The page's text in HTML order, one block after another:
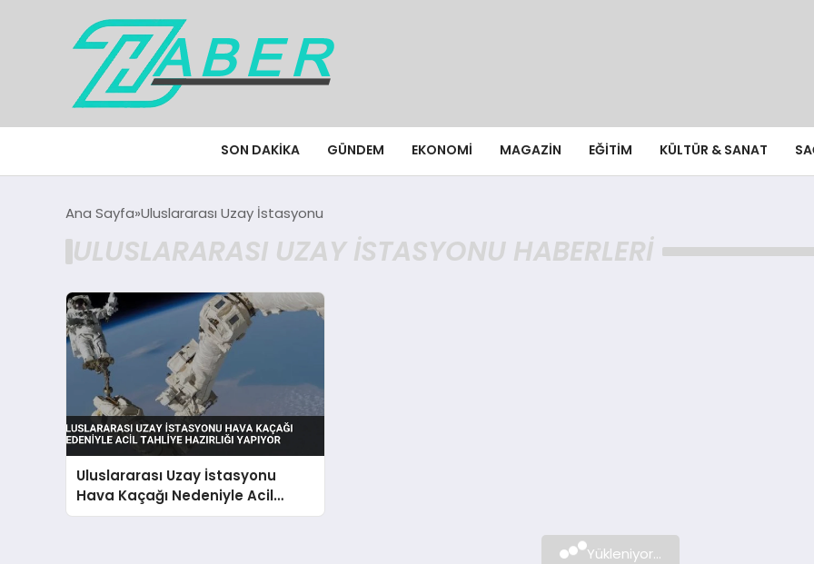
SON DAKIKA GÜNDEM EKONOMI MAGAZIN EĞITIM KÜLTÜR & SANAT
Ana Sayfa Uluslararası Uzay İstasyonu
ULUSLARARASI UZAY İSTASYONU HABERLERI
Uluslararası Uzay İstasyonu
Hava Kaçağı Nedeniyle Acil
Tahliye Hazırlığı Yapıyor
Yükleniyor...